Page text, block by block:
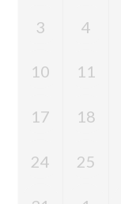
3 4
10 11
17 18
24 25